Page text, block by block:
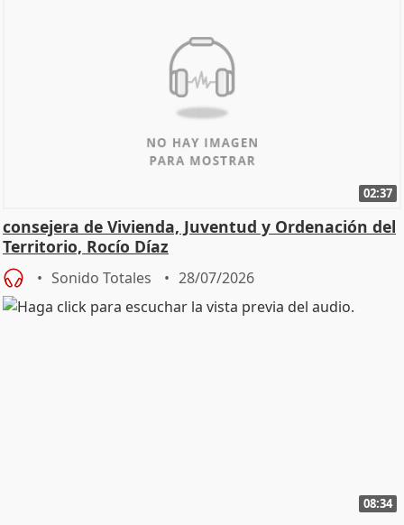
02:37
consejera de Vivienda, Juventud y Ordenación del
Territorio, Rocío Díaz
Sonido Totales 28/07/2026
08:34